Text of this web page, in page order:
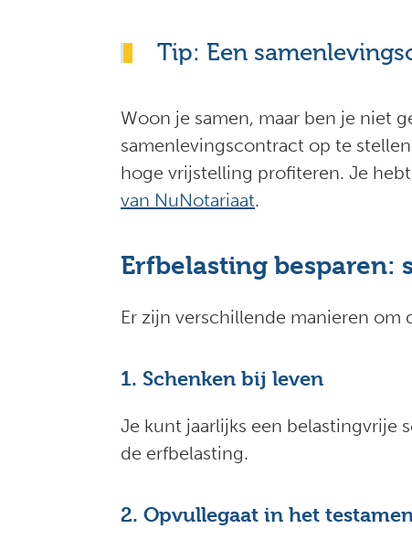
Tip: Een
Woon je samen, maar ben je niet
samenlevingscontract op te
hoge vrijstelling profiteren. Je
van NuNotariaat.
Erfbelasting besparen:
Er zijn verschillende manieren
1. Schenken bij leven
Je kunt jaarlijks een belastingvrije
de erfbelasting.
2. Opvullegaat in het